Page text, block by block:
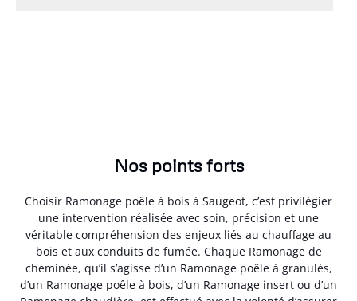
Nos points forts
Choisir Ramonage poêle à bois à Saugeot, c’est privilégier
une intervention réalisée avec soin, précision et une
véritable compréhension des enjeux liés au chauffage au
bois et aux conduits de fumée. Chaque Ramonage de
cheminée, qu’il s’agisse d’un Ramonage poêle à granulés,
d’un Ramonage poêle à bois, d’un Ramonage insert ou d’un